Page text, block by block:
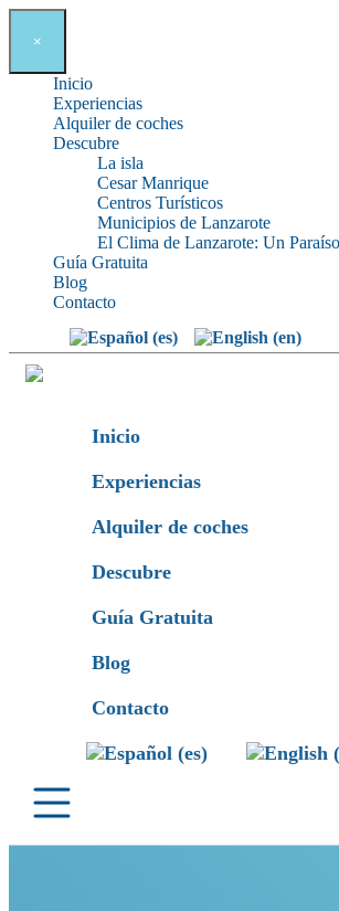
×
Inicio
Experiencias
Alquiler de coches
Descubre
La isla
Cesar Manrique
Centros Turísticos
Municipios de Lanzarote
El Clima de Lanzarote: Un
Guía Gratuita
Blog
Contacto
Inicio
Experiencias
Alquiler de coches
Descubre
Guía Gratuita
Blog
Contacto